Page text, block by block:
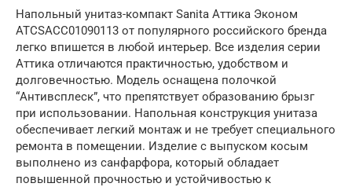
Напольный унитаз-компакт Sanita Аттика Эконом
ATCSACC01090113 от популярного российского бренда
легко впишется в любой интерьер. Все изделия серии
Аттика отличаются практичностью, удобством и
долговечностью. Модель оснащена полочкой
“Антивсплеск”, что препятствует образованию брызг
при использовании. Напольная конструкция унитаза
обеспечивает легкий монтаж и не требует специального
ремонта в помещении. Изделие с выпуском косым
выполнено из санфарфора, который обладает
повышенной прочностью и устойчивостью к